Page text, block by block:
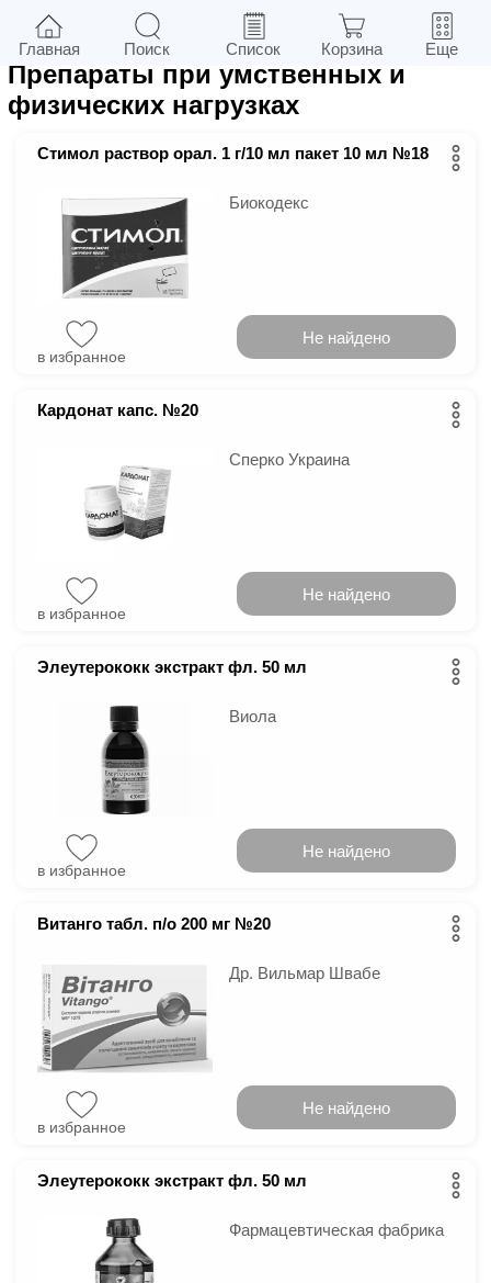
Фильтры в г.Киев
Препараты при умственных и
физических нагрузках
Стимол раствор орал. 1 г/10 мл пакет 10 мл №18
Биокодекс
в избранное
Не найдено
Кардонат капс. №20
Сперко Украина
в избранное
Не найдено
Элеутерококк экстракт фл. 50 мл
Виола
в избранное
Не найдено
Витанго табл. п/о 200 мг №20
Др. Вильмар Швабе
в избранное
Не найдено
Элеутерококк экстракт фл. 50 мл
Фармацевтическая фабрика
Главная Поиск Список Корзина Еще